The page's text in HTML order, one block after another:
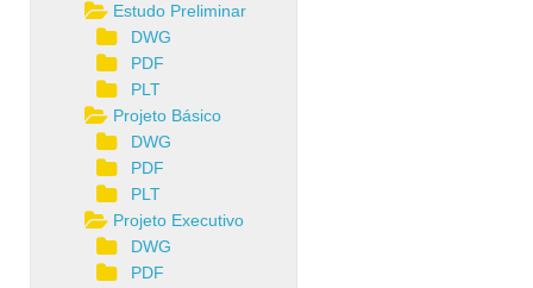
Estudo Preliminar
DWG
PDF
PLT
Projeto Básico
DWG
PDF
PLT
Projeto Executivo
DWG
PDF